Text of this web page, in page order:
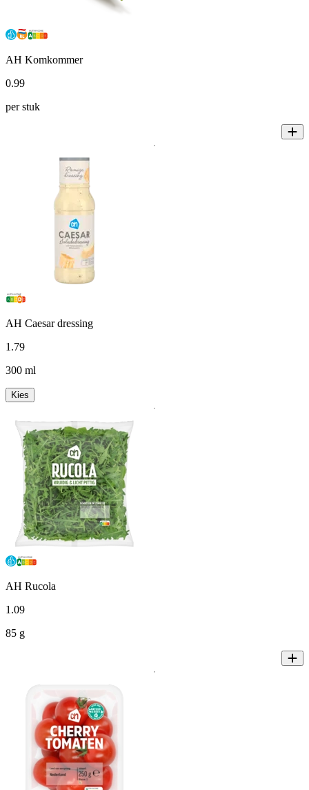
AH Komkommer
0.99
per stuk
AH Caesar dressing
1 .79
300 ml
Kies
AH Rucola
1 .09
85 g